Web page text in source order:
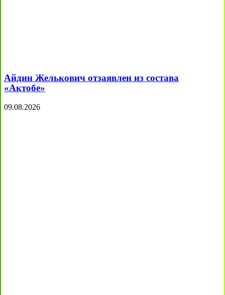
Айдин Желькович отзаявлен из состава
«Актобе»
09.08.2026